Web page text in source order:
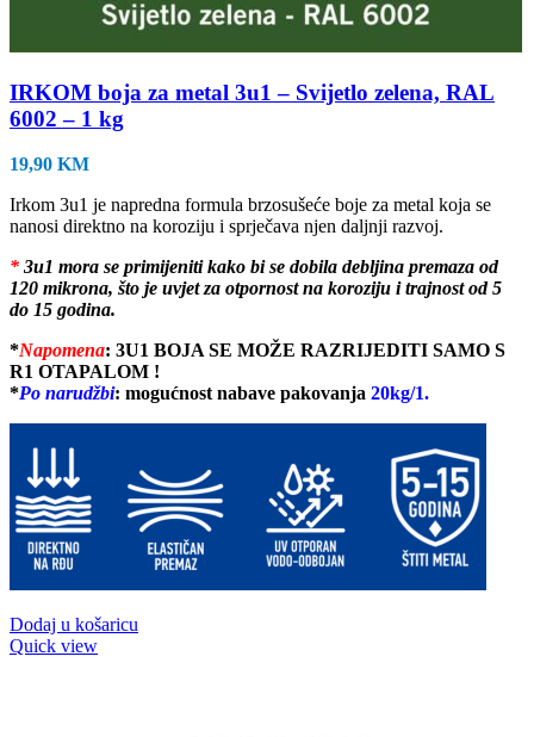
IRKOM boja za metal 3u1 – Svijetlo zelena, RAL
6002 – 1 kg
19,90 KM
Irkom 3u1 je napredna formula brzosušeće boje za metal koja se
nanosi direktno na koroziju i sprječava njen daljnji razvoj.
* 3u1 mora se primijeniti kako bi se dobila debljina premaza od
120 mikrona, što je uvjet za otpornost na koroziju i trajnost od 5
do 15 godina.
*Napomena: 3U1 BOJA SE MOŽE RAZRIJEDITI SAMO S
R1 OTAPALOM !
*Po narudžbi: mogućnost nabave pakovanja 20kg/1.
Dodaj u košaricu
Quick view